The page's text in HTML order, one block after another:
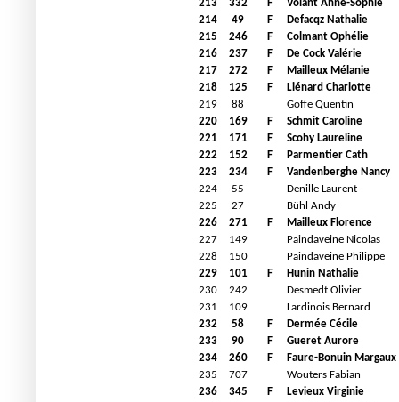
213
332 F
Volant Anne-Sophie
214
49 F
Defacqz Nathalie
215
246 F
Colmant Ophélie
216
237 F
De Cock Valérie
217
272 F
Mailleux Mélanie
218
125 F
Liénard Charlotte
219
88
Goffe Quentin
220
169 F
Schmit Caroline
221
171 F
Scohy Laureline
222
152 F
Parmentier Cath
223
234 F
Vandenberghe Nancy
224
55
Denille Laurent
225
27
Bühl Andy
226
271 F
Mailleux Florence
227
149
Paindaveine Nicolas
228
150
Paindaveine Philippe
229
101 F
Hunin Nathalie
230
242
Desmedt Olivier
231
109
Lardinois Bernard
232
58 F
Dermée Cécile
233
90 F
Gueret Aurore
234
260 F
Faure-Bonuin Margaux
235
707
Wouters Fabian
236
345 F
Levieux Virginie